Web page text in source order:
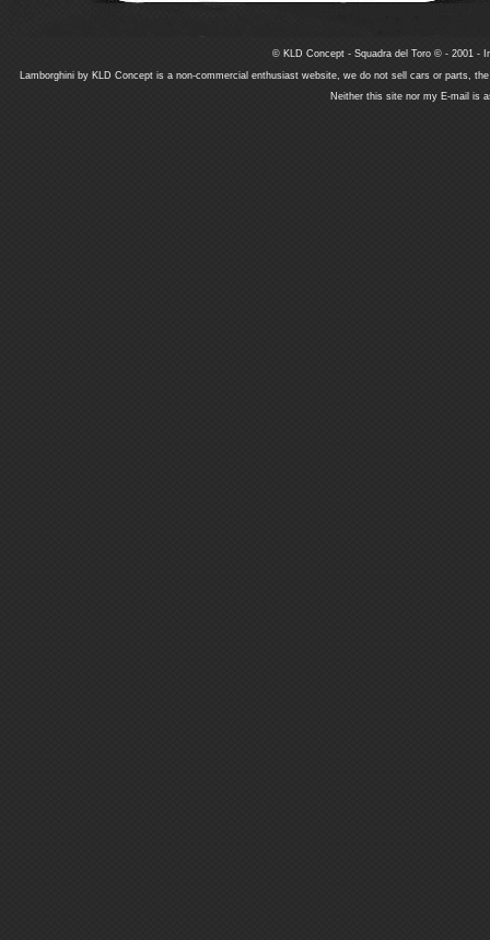
© KLD Concept - Squadra del Toro © - 2001 -
Lamborghini by KLD Concept is a non-commercial enthusiast website, we do not sell cars or parts,
Neither this site nor my E-mail is